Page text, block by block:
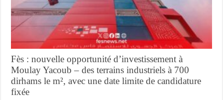
Fès : nouvelle opportunité d’investissement à
Moulay Yacoub – des terrains industriels à 700
dirhams le m², avec une date limite de candidature
fixée